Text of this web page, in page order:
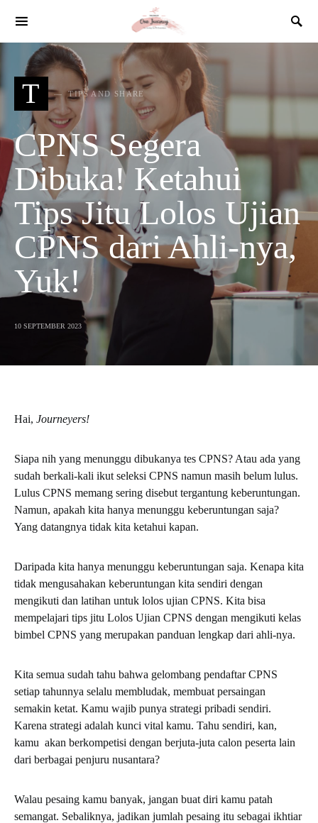
SEARCH FOR:
T TIPS AND SHARE
CPNS Segera
Dibuka! Ketahui
Tips Jitu Lolos Ujian
CPNS dari Ahli-nya,
Yuk!
10 SEPTEMBER 2023
Hai, Journeyers!
Siapa nih yang menunggu dibukanya tes CPNS? Atau ada yang
sudah berkali-kali ikut seleksi CPNS namun masih belum lulus.
Lulus CPNS memang sering disebut tergantung keberuntungan.
Namun, apakah kita hanya menunggu keberuntungan saja?
Yang datangnya tidak kita ketahui kapan.
Daripada kita hanya menunggu keberuntungan saja. Kenapa kita
tidak mengusahakan keberuntungan kita sendiri dengan
mengikuti dan latihan untuk lolos ujian CPNS. Kita bisa
mempelajari tips jitu Lolos Ujian CPNS dengan mengikuti kelas
bimbel CPNS yang merupakan panduan lengkap dari ahli-nya.
Kita semua sudah tahu bahwa gelombang pendaftar CPNS
setiap tahunnya selalu membludak, membuat persaingan
semakin ketat. Kamu wajib punya strategi pribadi sendiri.
Karena strategi adalah kunci vital kamu. Tahu sendiri, kan,
kamu akan berkompetisi dengan berjuta-juta calon peserta lain
dari berbagai penjuru nusantara?
Walau pesaing kamu banyak, jangan buat diri kamu patah
semangat. Sebaliknya, jadikan jumlah pesaing itu sebagai ikhtiar